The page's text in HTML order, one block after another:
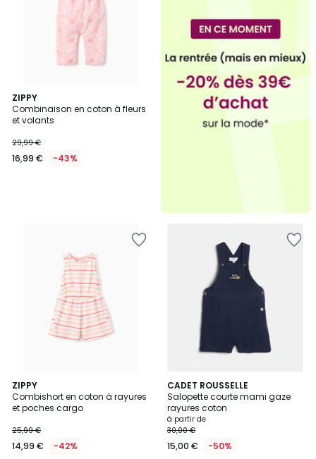
ZIPPY
Combinaison en coton à fleurs
et volants
29,99 €
16,99 € -43%
ZIPPY
Combishort en coton à rayures
et poches cargo
25,99 €
14,99 € -42%
CADET ROUSSELLE
Salopette courte mami gaze
rayures coton
à partir de
30,00 €
15,00 € -50%
2
Couleurs